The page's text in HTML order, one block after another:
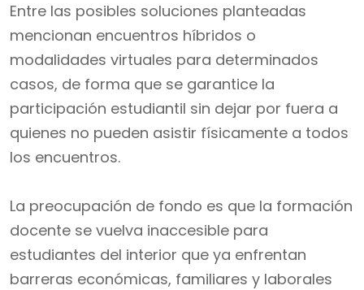
Entre las posibles soluciones planteadas
mencionan encuentros híbridos o
modalidades virtuales para determinados
casos, de forma que se garantice la
participación estudiantil sin dejar por fuera a
quienes no pueden asistir físicamente a todos
los encuentros.
La preocupación de fondo es que la formación
docente se vuelva inaccesible para
estudiantes del interior que ya enfrentan
barreras económicas, familiares y laborales